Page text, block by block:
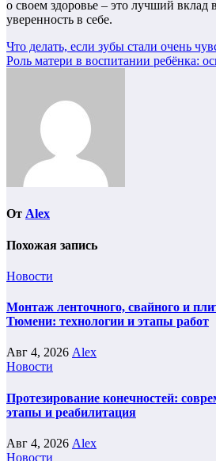
о своем здоровье – это лучший вклад
уверенность в себе.
Навигация
по
Что делать, если зубы стали очень
Роль матери в воспитании ребёнка:
От Alex
Похожая запись
Новости
Монтаж ленточного, свайного и
Тюмени: технологии и этапы работ
Авг 4, 2026 Alex
Новости
Протезирование конечностей:
этапы и реабилитация
Авг 4, 2026 Alex
Новости